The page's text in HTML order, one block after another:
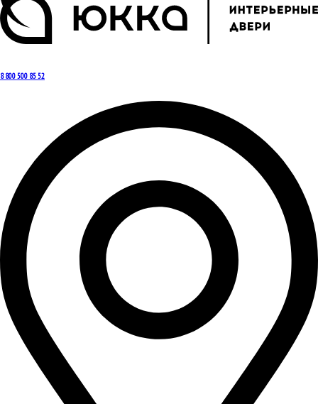
8 800 500 85 52